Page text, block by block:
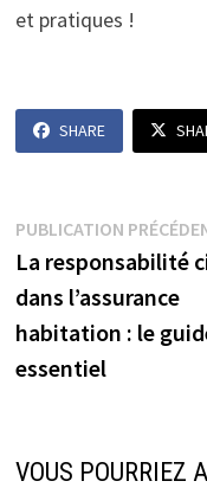
et pratiques !
SHARE
Navigation
de
l’article
PUBLICATION
La responsabilité
dans l’assurance
habitation : le
essentiel
VOUS POURRIEZ